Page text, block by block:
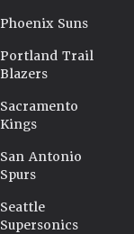
Phoenix Suns
Portland Trail
Blazers
Sacramento
Kings
San Antonio
Spurs
Seattle
Supersonics